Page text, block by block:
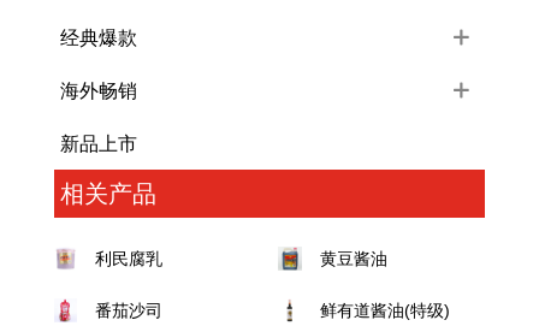
经典爆款
海外畅销
新品上市
相关产品
利民腐乳 黄豆酱油
番茄沙司 鲜有道酱油(特级)